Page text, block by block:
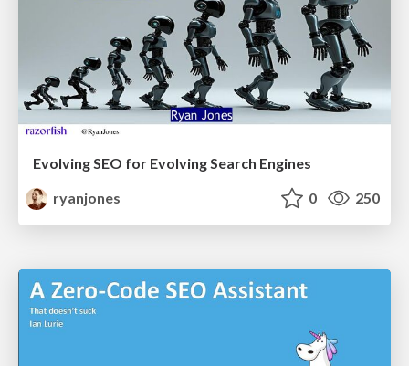
Evolving SEO for Evolving Search Engines
ryanjones
0 250